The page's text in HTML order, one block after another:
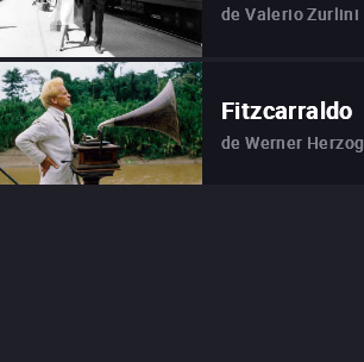
de Valerio Zurlini
Fitzcarraldo
de Werner Herzog